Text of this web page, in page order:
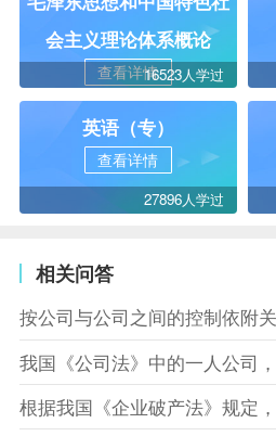
会主义理论体系概论
查看详情16523人学过
英语（专）
查看详情
27896人学过
相关问答
按公司与公司之间的控制依附
我国《公司法》中的一人公司
根据我国《企业破产法》规定